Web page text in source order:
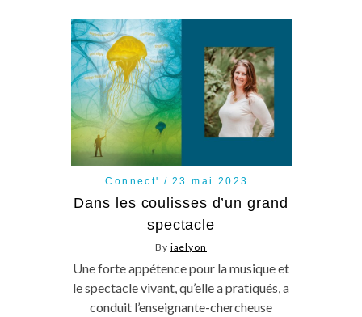
Connect' 23 mai 2023
Dans les coulisses d’un grand
spectacle
By iaelyon
Une forte appétence pour la musique et
le spectacle vivant, qu’elle a pratiqués, a
conduit l’enseignante-chercheuse